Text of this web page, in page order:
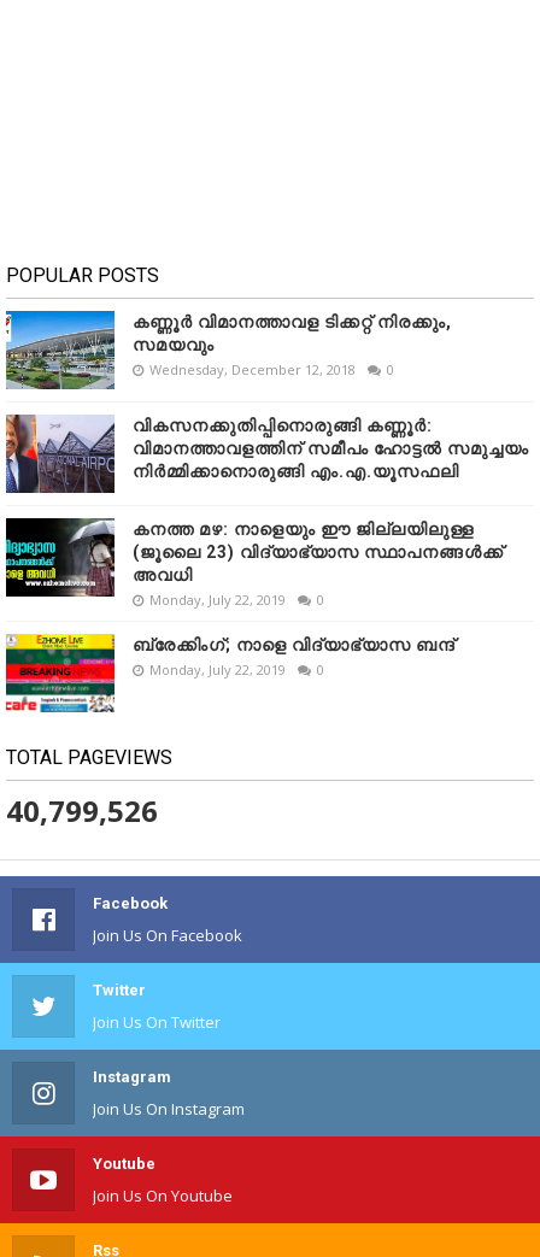
POPULAR POSTS
കണ്ണൂർ വിമാനത്താവള ടിക്കറ്റ് നിരക്കും,
സമയവും
Wednesday, December 12, 2018 0
വികസനക്കുതിപ്പിനൊരുങ്ങി കണ്ണൂർ:
വിമാനത്താവളത്തിന് സമീപം ഹോട്ടൽ സമുച്ചയം
നിർമ്മിക്കാനൊരുങ്ങി എം.എ.യൂസഫലി
കനത്ത മഴ: നാളെയും ഈ ജില്ലയിലുള്ള
(ജൂലൈ 23) വിദ്യാഭ്യാസ സ്ഥാപനങ്ങൾക്ക്
അവധി
Monday, July 22, 2019 0
ബ്രേക്കിംഗ്; നാളെ വിദ്യാഭ്യാസ ബന്ദ്
Monday, July 22, 2019 0
TOTAL PAGEVIEWS
40,799,526
Facebook
Join Us On Facebook
Twitter
Join Us On Twitter
Instagram
Join Us On Instagram
Youtube
Join Us On Youtube
Rss